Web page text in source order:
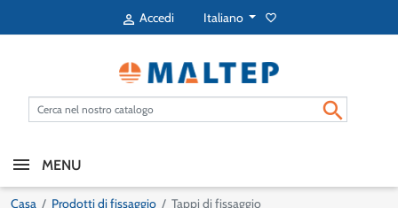
 Accedi Italiano favorite_border

MENU
Casa Prodotti di fissaggio Tappi di fissaggio